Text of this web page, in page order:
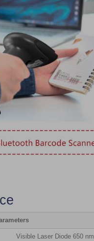
Visible Laser Diode 650 nm